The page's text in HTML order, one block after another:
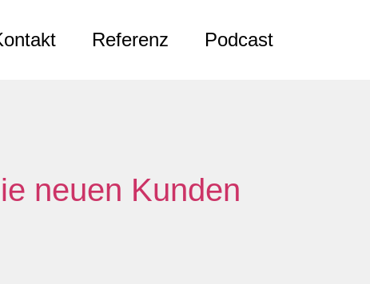
Referenz Podcast
neuen Kunden